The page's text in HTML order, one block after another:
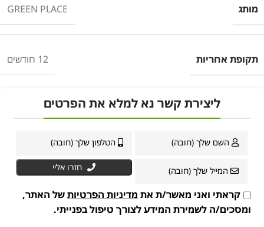
מותג GREEN PLACE
תקופת אחריות 12 חודשים
ליצירת קשר נא למלא את הפרטים
חזרו אליי
קראתי ואני מאשר/ת את מדיניות הפרטיות של האתר,
ומסכים/ה לשמירת המידע לצורך טיפול בפנייתי.